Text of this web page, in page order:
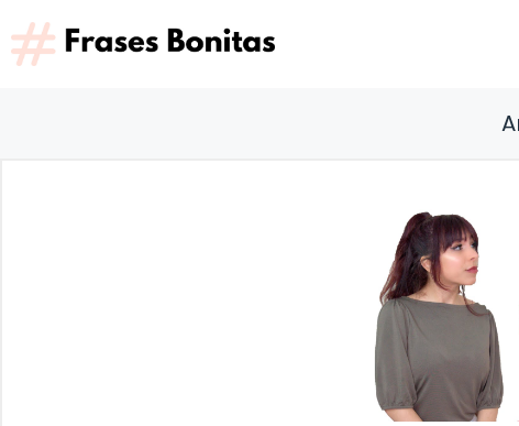
Saltar
al
contenido